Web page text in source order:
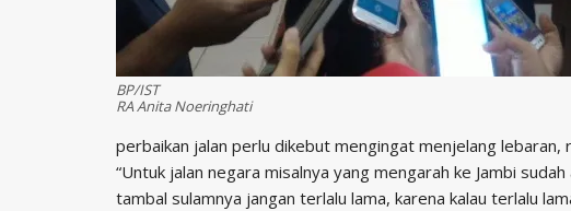
BP/IST
RA Anita Noeringhati
perbaikan jalan perlu dikebut mengingat menjelang lebaran,
“Untuk jalan negara misalnya yang mengarah ke Jambi
tambal sulamnya jangan terlalu lama, karena kalau terlalu